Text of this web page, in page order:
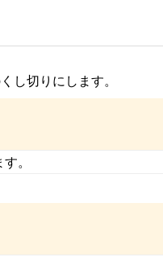
し切りにします。
。